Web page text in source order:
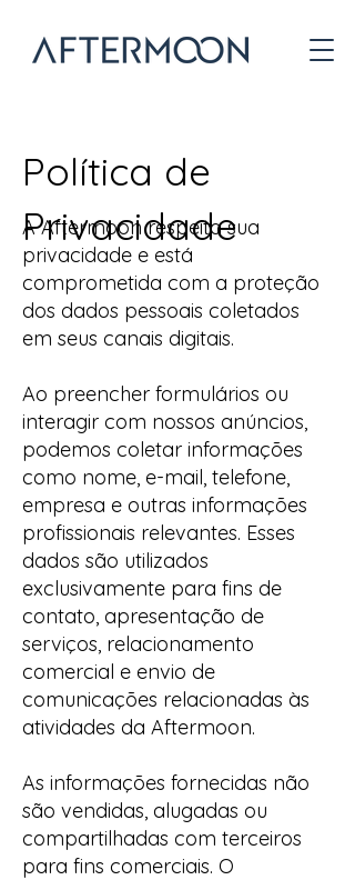
A Aftermoon respeita sua
privacidade e está
comprometida com a proteção
dos dados pessoais coletados
em seus canais digitais.
Ao preencher formulários ou
interagir com nossos anúncios,
podemos coletar informações
como nome, e-mail, telefone,
empresa e outras informações
profissionais relevantes. Esses
dados são utilizados
exclusivamente para fins de
contato, apresentação de
serviços, relacionamento
comercial e envio de
comunicações relacionadas às
atividades da Aftermoon.
As informações fornecidas não
são vendidas, alugadas ou
compartilhadas com terceiros
para fins comerciais. O
Política de
Privacidade